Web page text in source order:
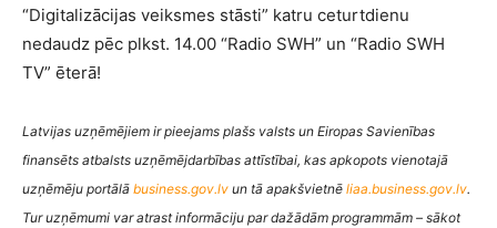
“Digitalizācijas veiksmes stāsti” katru ceturtdienu
nedaudz pēc plkst. 14.00 “Radio SWH” un “Radio SWH
TV” ēterā!
Latvijas uzņēmējiem ir pieejams plašs valsts un Eiropas Savienības
finansēts atbalsts uzņēmējdarbības attīstībai, kas apkopots vienotajā
uzņēmēju portālā business.gov.lv un tā apakšvietnē liaa.business.gov.lv.
Tur uzņēmumi var atrast informāciju par dažādām programmām – sākot